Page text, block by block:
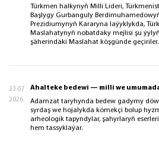
Türkmen halkynyň Milli Lideri,
Başlygy Gurbanguly
Prezidiumynyň Kararyna laýyklykda,
Maslahatynyň nobatdaky mejlisi şu
şäherindäki Maslahat köşgünde geçiriler.
23.07
2026
Ahalteke bedewi — milli we
Adamzat taryhynda bedew gadymy
syrdaş we hojalykda kömekçi bolup
arheologik tapyndylar, şahyrlaryň
hem tassyklaýar.